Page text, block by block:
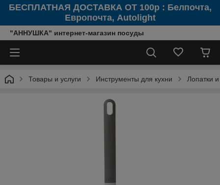
БЕСПЛАТНАЯ ДОСТАВКА ОТ 100р : Белпочта,
Европочта, Autolight
"АННУШКА" интернет-магазин посуды
Товары и услуги Инструменты для кухни Лопатки